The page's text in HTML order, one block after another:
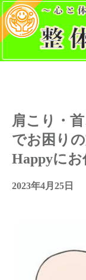
肩こり・
でお困り
Happyに
2023年4月25日